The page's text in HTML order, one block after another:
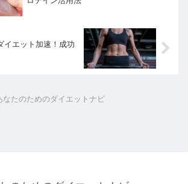
イエット加速！成功
なたのためのダイエットナビ